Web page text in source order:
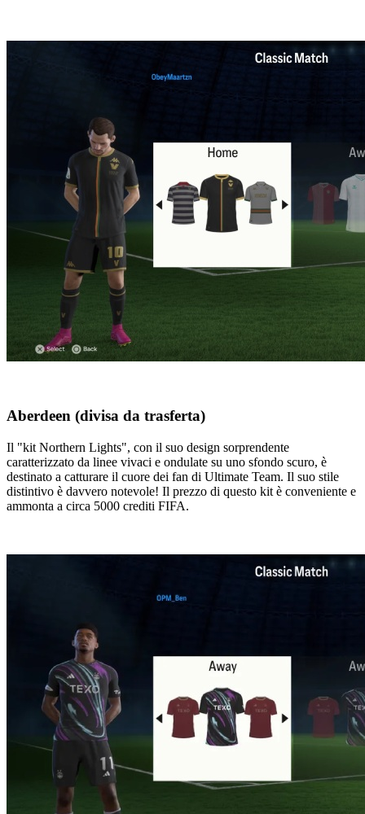
Aberdeen (divisa da trasferta)
Il "kit Northern Lights", con il suo design sorprendente
caratterizzato da linee vivaci e ondulate su uno sfondo scuro, è
destinato a catturare il cuore dei fan di Ultimate Team. Il suo stile
distintivo è davvero notevole! Il prezzo di questo kit è conveniente e
ammonta a circa 5000 crediti FIFA.